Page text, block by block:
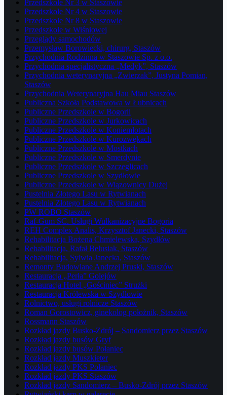
Przedszkole Nr 3 w Staszowie
Przedszkole Nr 4 w Staszowie
Przedszkole Nr 8 w Staszowie
Przedszkole w Wiśniowej
Przeglądy samochodów
Przemysław Borowiecki, chirurg, Staszów
Przychodnia Rodzinna w Staszowie Sp. z o.o.
Przychodnia specjalistyczna „Medyk”, Staszów
Przychodnia weterynaryjna „Zwierzak”, Justyna Pomian,
Staszów
Przychodnia Weterynaryjna Hau Miau Staszów
Publiczna Szkoła Podstawowa w Łubnicach
Publiczne Przedszkole w Bogorii
Publiczne Przedszkole w Jurkowicach
Publiczne Przedszkole w Koniemłotach
Publiczne Przedszkole w Kurozwękach
Publiczne Przedszkole w Mostkach
Publiczne Przedszkole w Smerdynie
Publiczne Przedszkole w Szczeglicach
Publiczne Przedszkole w Szydłowie
Publiczne Przedszkole w Wiązownicy Dużej
Pustelnia Złotego Lasu w Rytwianach
Pustelnia Złotego Lasu w Rytwianach
PW ROBO Staszów
Raf-Gum SC. Usługi Wulkanizacyjne Bogoria
REH Complex Analis, Krzysztof Janecki, Staszów
Rehabilitacja Bożena Chmielewska, Szydłów
Rehabilitacja, Rafał Belusiak, Staszów
Rehabilitacja, Sylwia Janecka, Staszów
Remonty Budowlane Andrzej Pruski, Staszów
Restauracja „Perła” Golejów
Restauracja Hotel „Gościniec” Strużki
Restauracja Królewska w Szydłowie
Rolnictwo, usługi rolnicze Staszów
Roman Gorostowicz, ginekolog położnik, Staszów
Rossmann Staszów
Rozkład jazdy Busko-Zdrój – Sandomierz przez Staszów
Rozkład jazdy busów Gryf
Rozkład jazdy busów Połaniec
Rozkład jazdy Muszkieter
Rozkład jazdy PKS Połaniec
Rozkład jazdy PKS Staszów
Rozkład jazdy Sandomierz – Busko-Zdrój przez Staszów